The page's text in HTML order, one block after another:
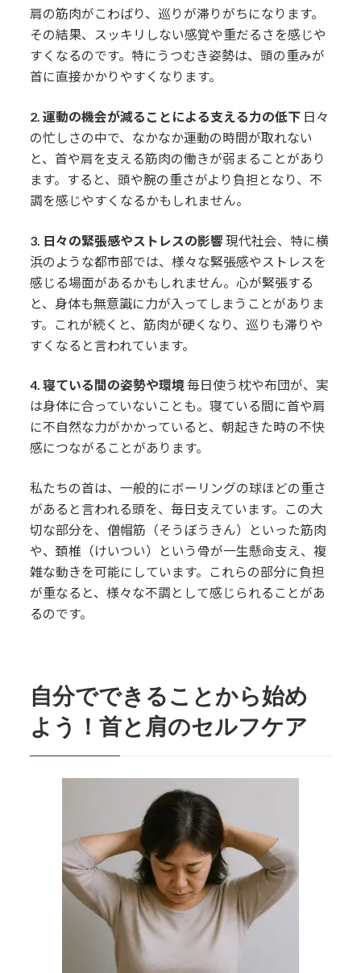
肩の筋肉がこわばり、巡りが滞りがちになります。
その結果、スッキリしない感覚や重だるさを感じや
すくなるのです。特にうつむき姿勢は、頭の重みが
首に直接かかりやすくなります。
2. 運動の機会が減ることによる支える力の低下 日々
の忙しさの中で、なかなか運動の時間が取れない
と、首や肩を支える筋肉の働きが弱まることがあり
ます。すると、頭や腕の重さがより負担となり、不
調を感じやすくなるかもしれません。
3. 日々の緊張感やストレスの影響現代社会、特に横
浜のような都市部では、様々な緊張感やストレスを
感じる場面があるかもしれません。心が緊張する
と、身体も無意識に力が入ってしまうことがありま
す。これが続くと、筋肉が硬くなり、巡りも滞りや
すくなると言われています。
4. 寝ている間の姿勢や環境 毎日使う枕や布団が、実
は身体に合っていないことも。寝ている間に首や肩
に不自然な力がかかっていると、朝起きた時の不快
感につながることがあります。
私たちの首は、一般的にボーリングの球ほどの重さ
があると言われる頭を、毎日支えています。この大
切な部分を、僧帽筋（そうぼうきん）といった筋肉
や、頚椎（けいつい）という骨が一生懸命支え、複
雑な動きを可能にしています。これらの部分に負担
が重なると、様々な不調として感じられることがあ
るのです。
自分でできることから始め
よう！首と肩のセルフケア